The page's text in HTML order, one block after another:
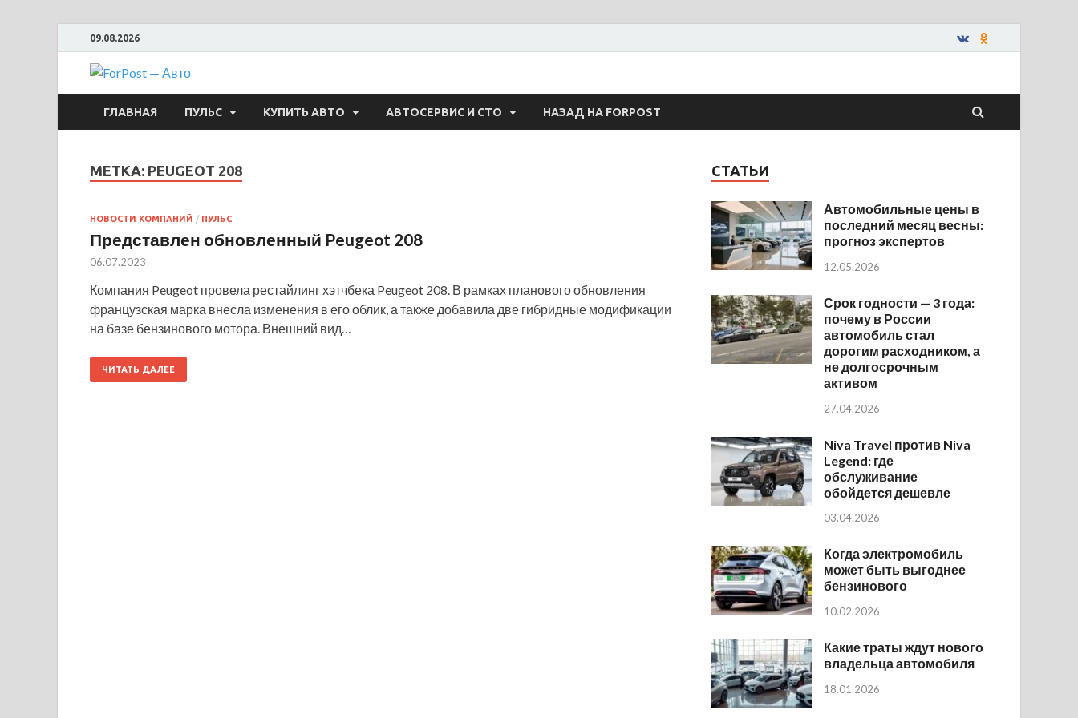
09.08.2026
ForPost — Авто
ГЛАВНАЯ ПУЛЬС КУПИТЬ АВТО АВТОСЕРВИС И СТО НАЗАД НА FORPOST
МЕТКА: PEUGEOT 208
НОВОСТИ КОМПАНИЙ / ПУЛЬС
Представлен обновленный Peugeot 208
06.07.2023
Компания Peugeot провела рестайлинг хэтчбека Peugeot 208. В рамках планового обновления
французская марка внесла изменения в его облик, а также добавила две гибридные модификации
на базе бензинового мотора. Внешний вид…
ЧИТАТЬ ДАЛЕЕ
СТАТЬИ
Автомобильные цены в
последний месяц весны:
прогноз экспертов
12.05.2026
Срок годности — 3 года:
почему в России
автомобиль стал
дорогим расходником, а
не долгосрочным
активом
27.04.2026
Niva Travel против Niva
Legend: где
обслуживание
обойдется дешевле
03.04.2026
Когда электромобиль
может быть выгоднее
бензинового
10.02.2026
Какие траты ждут нового
владельца автомобиля
18.01.2026